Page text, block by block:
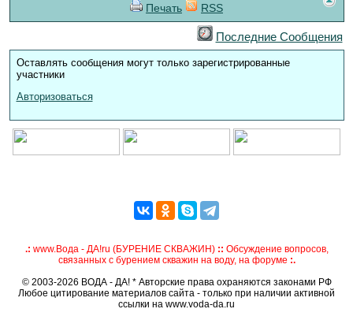
Печать RSS
Последние Сообщения
Оставлять сообщения могут только зарегистрированные
участники
Авторизоваться
.: www.Вода - ДА!ru (БУРЕНИЕ СКВАЖИН) :: Обсуждение вопросов,
связанных с бурением скважин на воду, на форуме :.
© 2003-2026 ВОДА - ДА! * Авторские права охраняются законами РФ
Любое цитирование материалов сайта - только при наличии активной
ссылки на www.voda-da.ru